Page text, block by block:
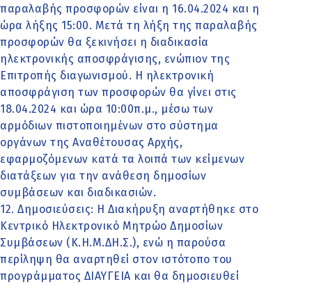
παραλαβής προσφορών είναι η 16.04.2024 και η
ώρα λήξης 15:00. Μετά τη λήξη της παραλαβής
προσφορών θα ξεκινήσει η διαδικασία
ηλεκτρονικής αποσφράγισης, ενώπιον της
Επιτροπής διαγωνισμού. Η ηλεκτρονική
αποσφράγιση των προσφορών θα γίνει στις
18.04.2024 και ώρα 10:00π.μ., μέσω των
αρμόδιων πιστοποιημένων στο σύστημα
οργάνων της Αναθέτουσας Αρχής,
εφαρμοζόμενων κατά τα λοιπά των κείμενων
διατάξεων για την ανάθεση δημοσίων
συμβάσεων και διαδικασιών.
12. Δημοσιεύσεις: Η Διακήρυξη αναρτήθηκε στο
Κεντρικό Ηλεκτρονικό Μητρώο Δημοσίων
Συμβάσεων (Κ.Η.Μ.ΔΗ.Σ.), ενώ η παρούσα
περίληψη θα αναρτηθεί στον ιστότοπο του
προγράμματος ΔΙΑΥΓΕΙΑ και θα δημοσιευθεί